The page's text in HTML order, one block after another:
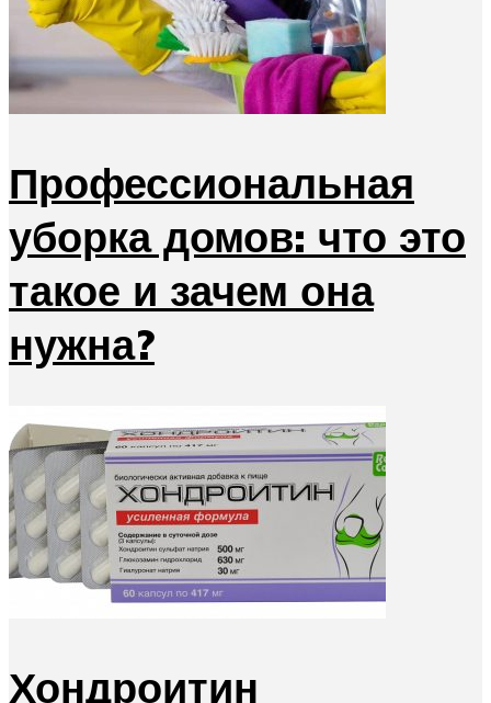
Профессиональная
уборка домов: что это
такое и зачем она
нужна?
Хондроитин